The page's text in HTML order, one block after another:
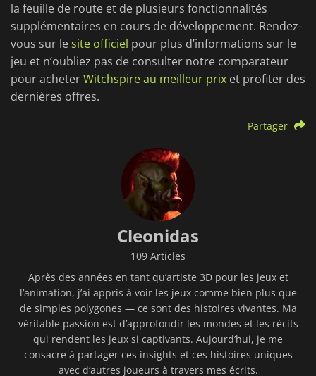
la feuille de route et de plusieurs fonctionnalités
supplémentaires en cours de développement. Rendez-
vous sur lesite officiel pour plus d’informations sur le
jeu et n’oubliez pas de consulter notre comparateur
pour acheterWitchspire au meilleur prix et profiter des
dernières offres.
Partager
Cleonidas
109 Articles
Après des années en tant qu’artiste 3D pour les jeux et
l’animation, j’ai appris à voir les jeux comme bien plus que
de simples polygones — ce sont des histoires vivantes. Ma
véritable passion est d’approfondir les mondes et les récits
qui rendent les jeux si captivants. Aujourd’hui, je me
consacre à partager ces insights et ces histoires uniques
avec d’autres joueurs à travers mes écrits.